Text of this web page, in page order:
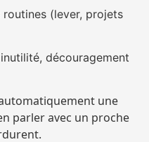
(lever, projets
découragement
une
parler avec un proche